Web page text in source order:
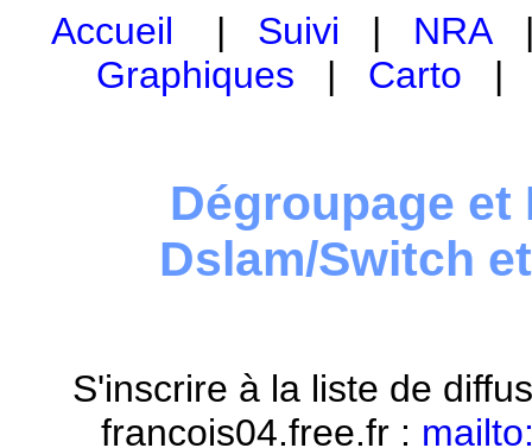
Accueil | Suivi | NRA
Graphiques | Carto
Dégroupage et
Dslam/Switch
S'inscrire à la liste de
francois04.free.fr :